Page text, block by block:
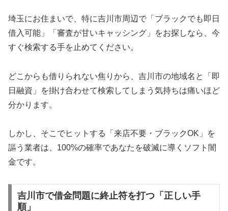
埼玉にお住まいで、特に吉川市周辺で「ブラックでも即日
借入可能」「審査が甘いキャッシング」をお探しなら、今
すぐ検索する手を止めてください。
どこからも借りられない焦りから、吉川市の地域名と「即
日融資」を掛け合わせて検索してしまう気持ちは痛いほど
分かります。
しかし、そこでヒットする「来店不要・ブラックOK」を
謳う業者は、100%の確率であなたを破滅に導くソフト闇
金です。
吉川市で借金問題に終止符を打つ「正しい手
順」